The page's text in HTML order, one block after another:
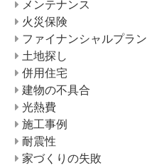
メンテナンス
火災保険
ファイナンシャルプラン
土地探し
併用住宅
建物の不具合
光熱費
施工事例
耐震性
家づくりの失敗